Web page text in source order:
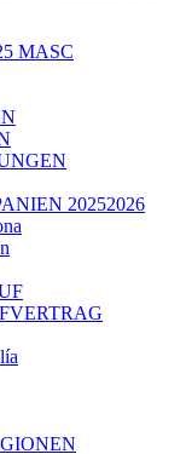
MASC
20252026